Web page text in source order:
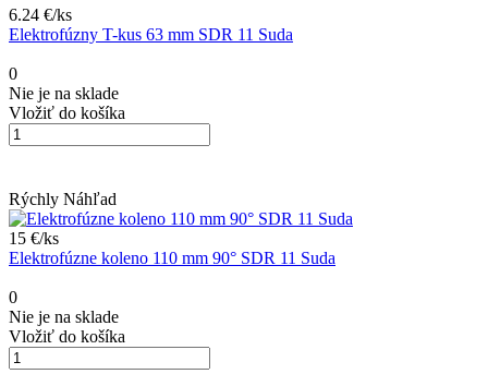
3.22 €/ks
Elektrofúzna objímka 63 mm SDR 11 Suda
0
Nie je na sklade
Vložiť do košíka
Rýchly Náhľad
8.95 €/ks
Elektrofúzna objímka 110 mm SDR 11 Suda
0
Nie je na sklade
Vložiť do košíka